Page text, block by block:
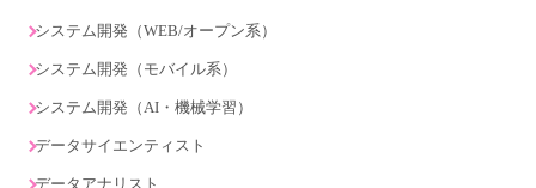
システム開発（WEB/オープン系）
システム開発（モバイル系）
システム開発（AI・機械学習）
データサイエンティスト
データアナリスト